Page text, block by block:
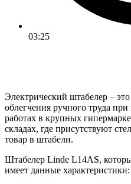
03:25
Электрический штабелер –
облегчения ручного труда
работах в крупных
складах, где присутствуют
товар в штабели.
Штабелер Linde L14AS,
имеет данные характеристики: